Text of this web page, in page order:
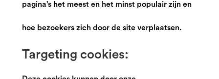
pagina’s het meest en het minst populair zijn en
hoe bezoekers zich door de site verplaatsen.
Targeting cookies: